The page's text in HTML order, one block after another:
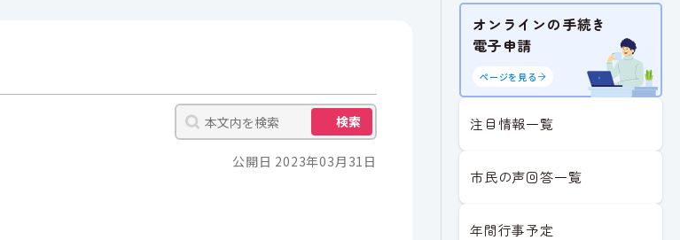
検索
公開日 2023年03月31日
オンラインの手続き
電子申請
ページを見る
注目情報一覧
市民の声回答一覧
年間行事予定